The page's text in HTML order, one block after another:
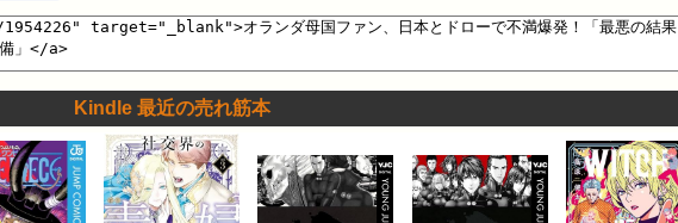
覚ませよ」「相手を舐めてプレーするな」「恥ずかしい守備」「最悪の結果だ」「交代
いる。 日本は次節、20日にチュニジアと激突。勝利を掴めるか。 構成●サッカーダイ
Kindle 最近の売れ筋本